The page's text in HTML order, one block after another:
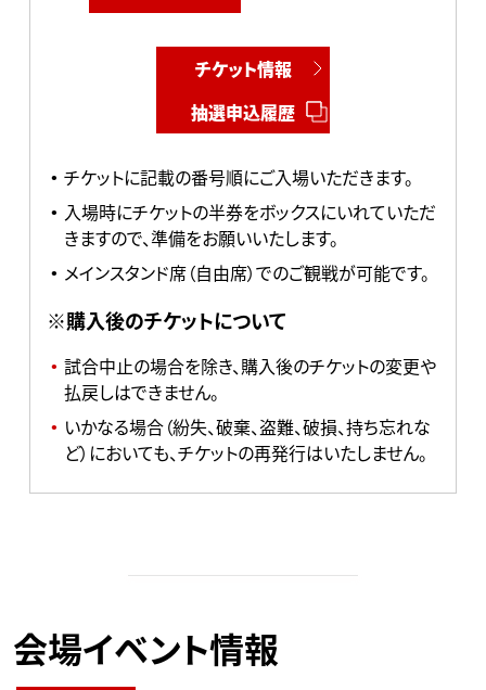
チケット情報
抽選申込履歴
チケットに記載の番号順にご入場いただきます。
入場時にチケットの半券をボックスにいれていただ
きますので、準備をお願いいたします。
メインスタンド席（自由席）でのご観戦が可能です。
※購入後のチケットについて
試合中止の場合を除き、購入後のチケットの変更や
払戻しはできません。
いかなる場合（紛失、破棄、盗難、破損、持ち忘れな
ど）においても、チケットの再発行はいたしません。
会場イベント情報